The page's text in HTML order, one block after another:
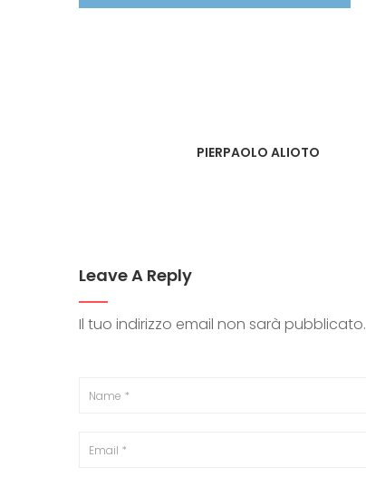
PIERPAOLO ALIOTO
Leave A Reply
Il tuo indirizzo email non sarà pubblicato.